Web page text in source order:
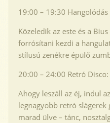
19:00 – 19:30
Közeledik az este és a
forrósítani kezdi a
stílusú zenékre épülő
20:00 – 24:00 Retró Disco:
Ahogy leszáll az éj, indul
legnagyobb retró slágerek
marad ülve – tánc,